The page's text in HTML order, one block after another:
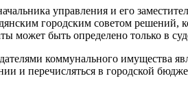
управления и его
городским советом
может быть определено только в
коммунального
и перечисляться в городской